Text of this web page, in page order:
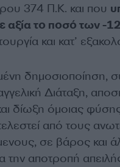
374 Π.Κ. και που
αξία το ποσό των -
και κατ’
δημοσιοποίηση,
Διάταξη,
δίωξη όμοιας
από τους
σε βάρος και
την αποτροπή